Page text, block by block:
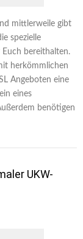
mittlerweile gibt
spezielle
bereithalten.
herkömmlichen
Angeboten eine
eines
benötigen
UKW-